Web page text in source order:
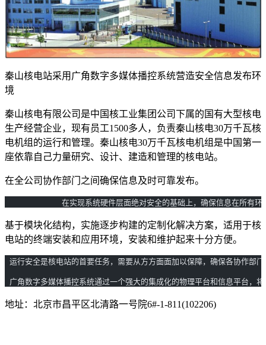
秦山核电站采用广角数字多媒体播控系统营造安全信息发布环
境
秦山核电有限公司是中国核工业集团公司下属的国有大型核电
生产经营企业，现有员工1500多人，负责秦山核电30万千瓦核
电机组的运行和管理。秦山核电30万千瓦核电机组是中国第一
座依靠自己力量研究、设计、建造和管理的核电站。
在全公司协作部门之间确保信息及时可靠发布。
在实现系统硬件层面绝对安全的基础上，确保信息在所有环
基于模块化结构，实施逐步构建的定制化解决方案，适用于核
电站的终端安装和应用环境，安装和维护起来十分方便。
运行安全是核电站的首要任务，需要从方方面面加以保障，确保各协作部
广角数字多媒体播控系统通过一个强大的集成化的物理平台和信息平台，
地址：北京市昌平区北清路一号院6#-1-811(102206)